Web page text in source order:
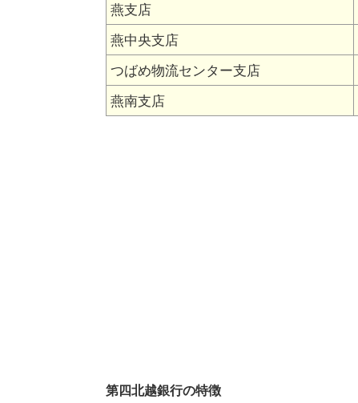
燕支店
燕中央支店
つばめ物流センター支店
燕南支店
第四北越銀行の特徴